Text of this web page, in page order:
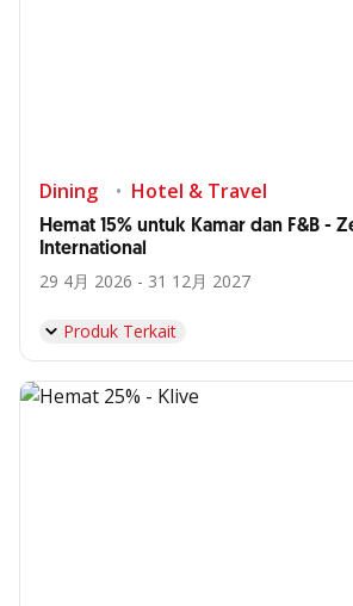
Dining Hotel & Travel
Hemat 15% untuk Kamar dan F&B -
International
29 4月 2026 - 31 12月 2027
Produk Terkait